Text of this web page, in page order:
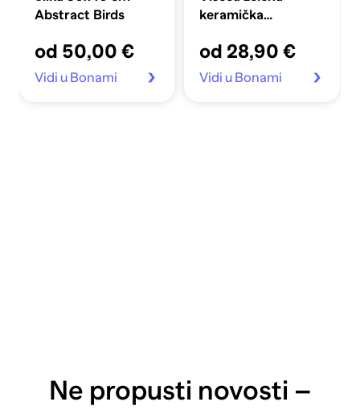
Abstract Birds
od 50,00 €
Vidi u Bonami
keramička
visina 18 cm
od 28,90 €
Vidi u Bonami
Ne propusti novosti –